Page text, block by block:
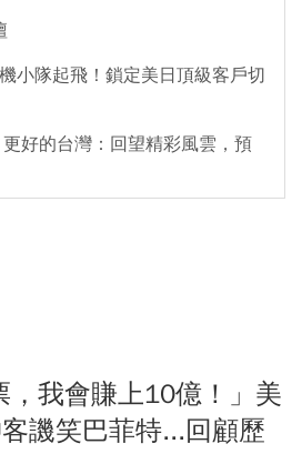
小隊起飛！鎖定美日頂級客戶切
好的台灣：回望精彩風雲，預
，我會賺上10億！」美
譏笑巴菲特...回顧歷